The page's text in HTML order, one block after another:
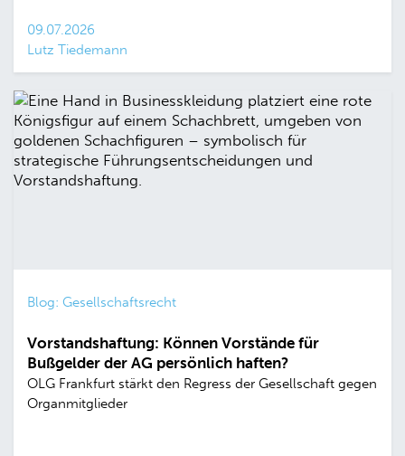
09.07.2026
Lutz Tiedemann
Blog: Gesellschaftsrecht
Vorstandshaftung: Können Vorstände für
Bußgelder der AG persönlich haften?
OLG Frankfurt stärkt den Regress der Gesellschaft gegen
Organmitglieder